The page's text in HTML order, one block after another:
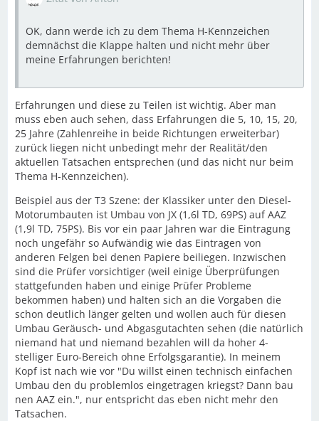
OK, dann werde ich zu dem Thema H-Kennzeichen
demnächst die Klappe halten und nicht mehr über
meine Erfahrungen berichten!
Erfahrungen und diese zu Teilen ist wichtig. Aber man
muss eben auch sehen, dass Erfahrungen die 5, 10, 15, 20,
25 Jahre (Zahlenreihe in beide Richtungen erweiterbar)
zurück liegen nicht unbedingt mehr der Realität/den
aktuellen Tatsachen entsprechen (und das nicht nur beim
Thema H-Kennzeichen).
Beispiel aus der T3 Szene: der Klassiker unter den Diesel-
Motorumbauten ist Umbau von JX (1,6l TD, 69PS) auf AAZ
(1,9l TD, 75PS). Bis vor ein paar Jahren war die Eintragung
noch ungefähr so Aufwändig wie das Eintragen von
anderen Felgen bei denen Papiere beiliegen. Inzwischen
sind die Prüfer vorsichtiger (weil einige Überprüfungen
stattgefunden haben und einige Prüfer Probleme
bekommen haben) und halten sich an die Vorgaben die
schon deutlich länger gelten und wollen auch für diesen
Umbau Geräusch- und Abgasgutachten sehen (die natürlich
niemand hat und niemand bezahlen will da hoher 4-
stelliger Euro-Bereich ohne Erfolgsgarantie). In meinem
Kopf ist nach wie vor "Du willst einen technisch einfachen
Umbau den du problemlos eingetragen kriegst? Dann bau
nen AAZ ein.", nur entspricht das eben nicht mehr den
Tatsachen.